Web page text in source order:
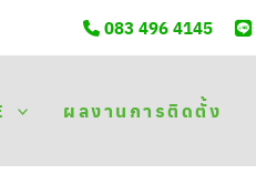
083 496 4145
ผลงานการติดตั้ง